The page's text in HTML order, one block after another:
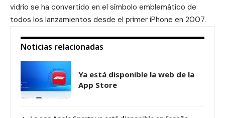
vidrio se ha convertido en el símbolo emblemático de
todos los lanzamientos desde el primer iPhone en 2007.
Noticias relacionadas
Ya está disponible la web de la
App Store